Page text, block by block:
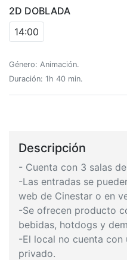
2D DOBLADA
14:00
Género: Animación.
Duración: 1h 40 min.
Descripción
- Cuenta con 3 salas
-Las entradas se
web de Cinestar o en
-Se ofrecen producto
bebidas, hotdogs y
-El local no cuenta con
privado.